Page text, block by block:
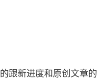
跟新进度和原创文章的